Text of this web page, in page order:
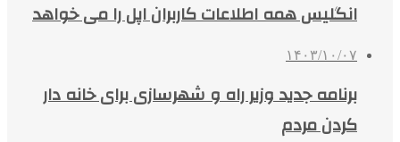
انگلیس همه اطلاعات کاربران اپل را می خواهد
۱۴۰۳/۱۰/۰۷
برنامه جدید وزیر راه و شهرسازی برای خانه‌ دار
کردن مردم